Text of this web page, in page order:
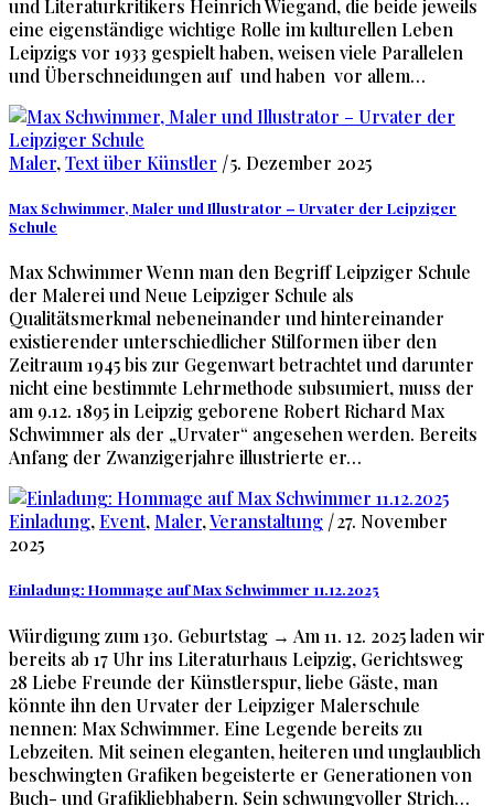
und Literaturkritikers Heinrich Wiegand, die beide jeweils
eine eigenständige wichtige Rolle im kulturellen Leben
Leipzigs vor 1933 gespielt haben, weisen viele Parallelen
und Überschneidungen auf und haben vor allem…
Maler,Text über Künstler |5. Dezember 2025
Max Schwimmer, Maler und Illustrator – Urvater der Leipziger
Schule
Max Schwimmer Wenn man den Begriff Leipziger Schule
der Malerei und Neue Leipziger Schule als
Qualitätsmerkmal nebeneinander und hintereinander
existierender unterschiedlicher Stilformen über den
Zeitraum 1945 bis zur Gegenwart betrachtet und darunter
nicht eine bestimmte Lehrmethode subsumiert, muss der
am 9.12. 1895 in Leipzig geborene Robert Richard Max
Schwimmer als der „Urvater“ angesehen werden. Bereits
Anfang der Zwanzigerjahre illustrierte er…
Einladung,Event, Maler,Veranstaltung | 27. November
2025
Einladung: Hommage auf Max Schwimmer 11.12.2025
Würdigung zum 130. Geburtstag → Am 11. 12. 2025 laden wir
bereits ab 17 Uhr ins Literaturhaus Leipzig, Gerichtsweg
28 Liebe Freunde der Künstlerspur, liebe Gäste, man
könnte ihn den Urvater der Leipziger Malerschule
nennen: Max Schwimmer. Eine Legende bereits zu
Lebzeiten. Mit seinen eleganten, heiteren und unglaublich
beschwingten Grafiken begeisterte er Generationen von
Buch- und Grafikliebhabern. Sein schwungvoller Strich…